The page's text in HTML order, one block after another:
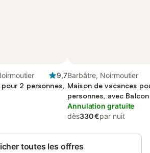
9,7
2 personnes,
Barbâtre, Noirmoutier
Maison de vacances
personnes, avec
Annulation gratuite
dès330 €par nuit
toutes les offres